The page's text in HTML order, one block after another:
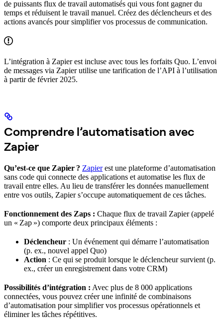
de puissants flux de travail automatisés qui vous font gagner du
temps et réduisent le travail manuel. Créez des déclencheurs et des
actions avancés pour simplifier vos processus de communication.
L’intégration à Zapier est incluse avec tous les forfaits Quo. L’envoi
de messages via Zapier utilise une tarification de l’API à l’utilisation
à partir de février 2025.
Comprendre l’automatisation avec
Zapier
Qu’est-ce que Zapier ? Zapierest une plateforme d’automatisation
sans code qui connecte des applications et automatise les flux de
travail entre elles. Au lieu de transférer les données manuellement
entre vos outils, Zapier s’occupe automatiquement de ces tâches.
Fonctionnement des Zaps : Chaque flux de travail Zapier (appelé
un « Zap ») comporte deux principaux éléments :
Déclencheur : Un événement qui démarre l’automatisation
(p. ex., nouvel appel Quo)
Action : Ce qui se produit lorsque le déclencheur survient (p.
ex., créer un enregistrement dans votre CRM)
Possibilités d’intégration : Avec plus de 8 000 applications
connectées, vous pouvez créer une infinité de combinaisons
d’automatisation pour simplifier vos processus opérationnels et
éliminer les tâches répétitives.